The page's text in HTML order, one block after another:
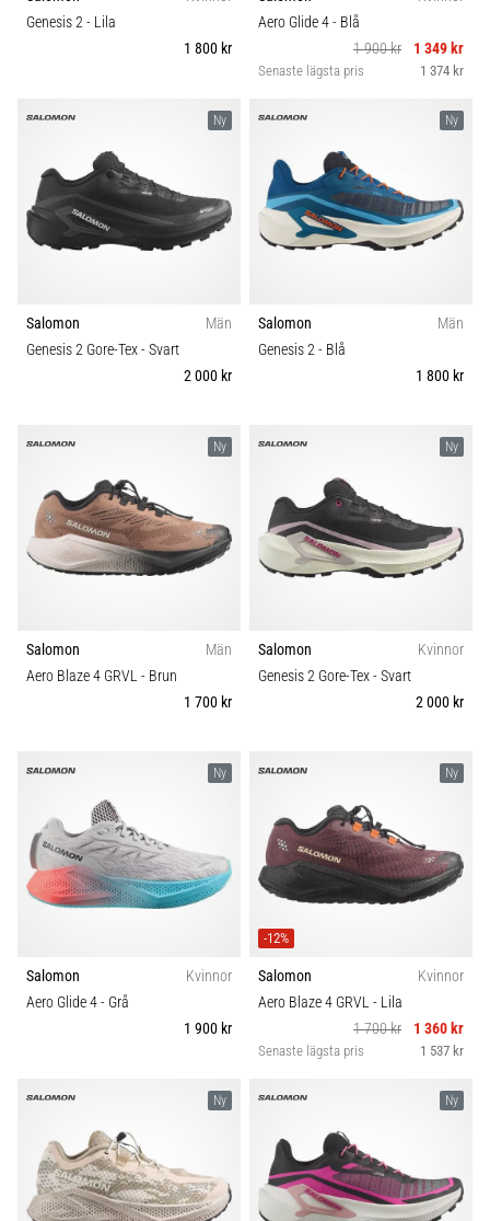
Hur
var
det…
6. 8. 2026
Löparknä:
Orsaker,
åtgärder
även
känt
som
iliotibialbandssyndrom
ett
mycket
löpare
Vad…
artiklar
Komfort och dämpning
Genesis 2- Lila
1 800 kr
Aero Glide 4- Blå
1 900 kr
1 349 kr
Senaste lägsta pris 1 374 kr
Ny
Salomon
Män
Genesis 2 Gore-Tex- Svart
2 000 kr
Ny
Salomon
Män
Genesis 2- Blå
1 800 kr
Ny
Salomon
Män
Aero Blaze 4 GRVL - Brun
1 700 kr
Ny
Salomon
Kvinnor
Genesis 2 Gore-Tex- Svart
2 000 kr
Ny
Salomon
Kvinnor
Aero Glide 4- Grå
1 900 kr
Ny
-12%
Salomon
Kvinnor
Aero Blaze 4 GRVL - Lila
1 700 kr
1 360 kr
Senaste lägsta pris 1 537 kr
Ny Ny